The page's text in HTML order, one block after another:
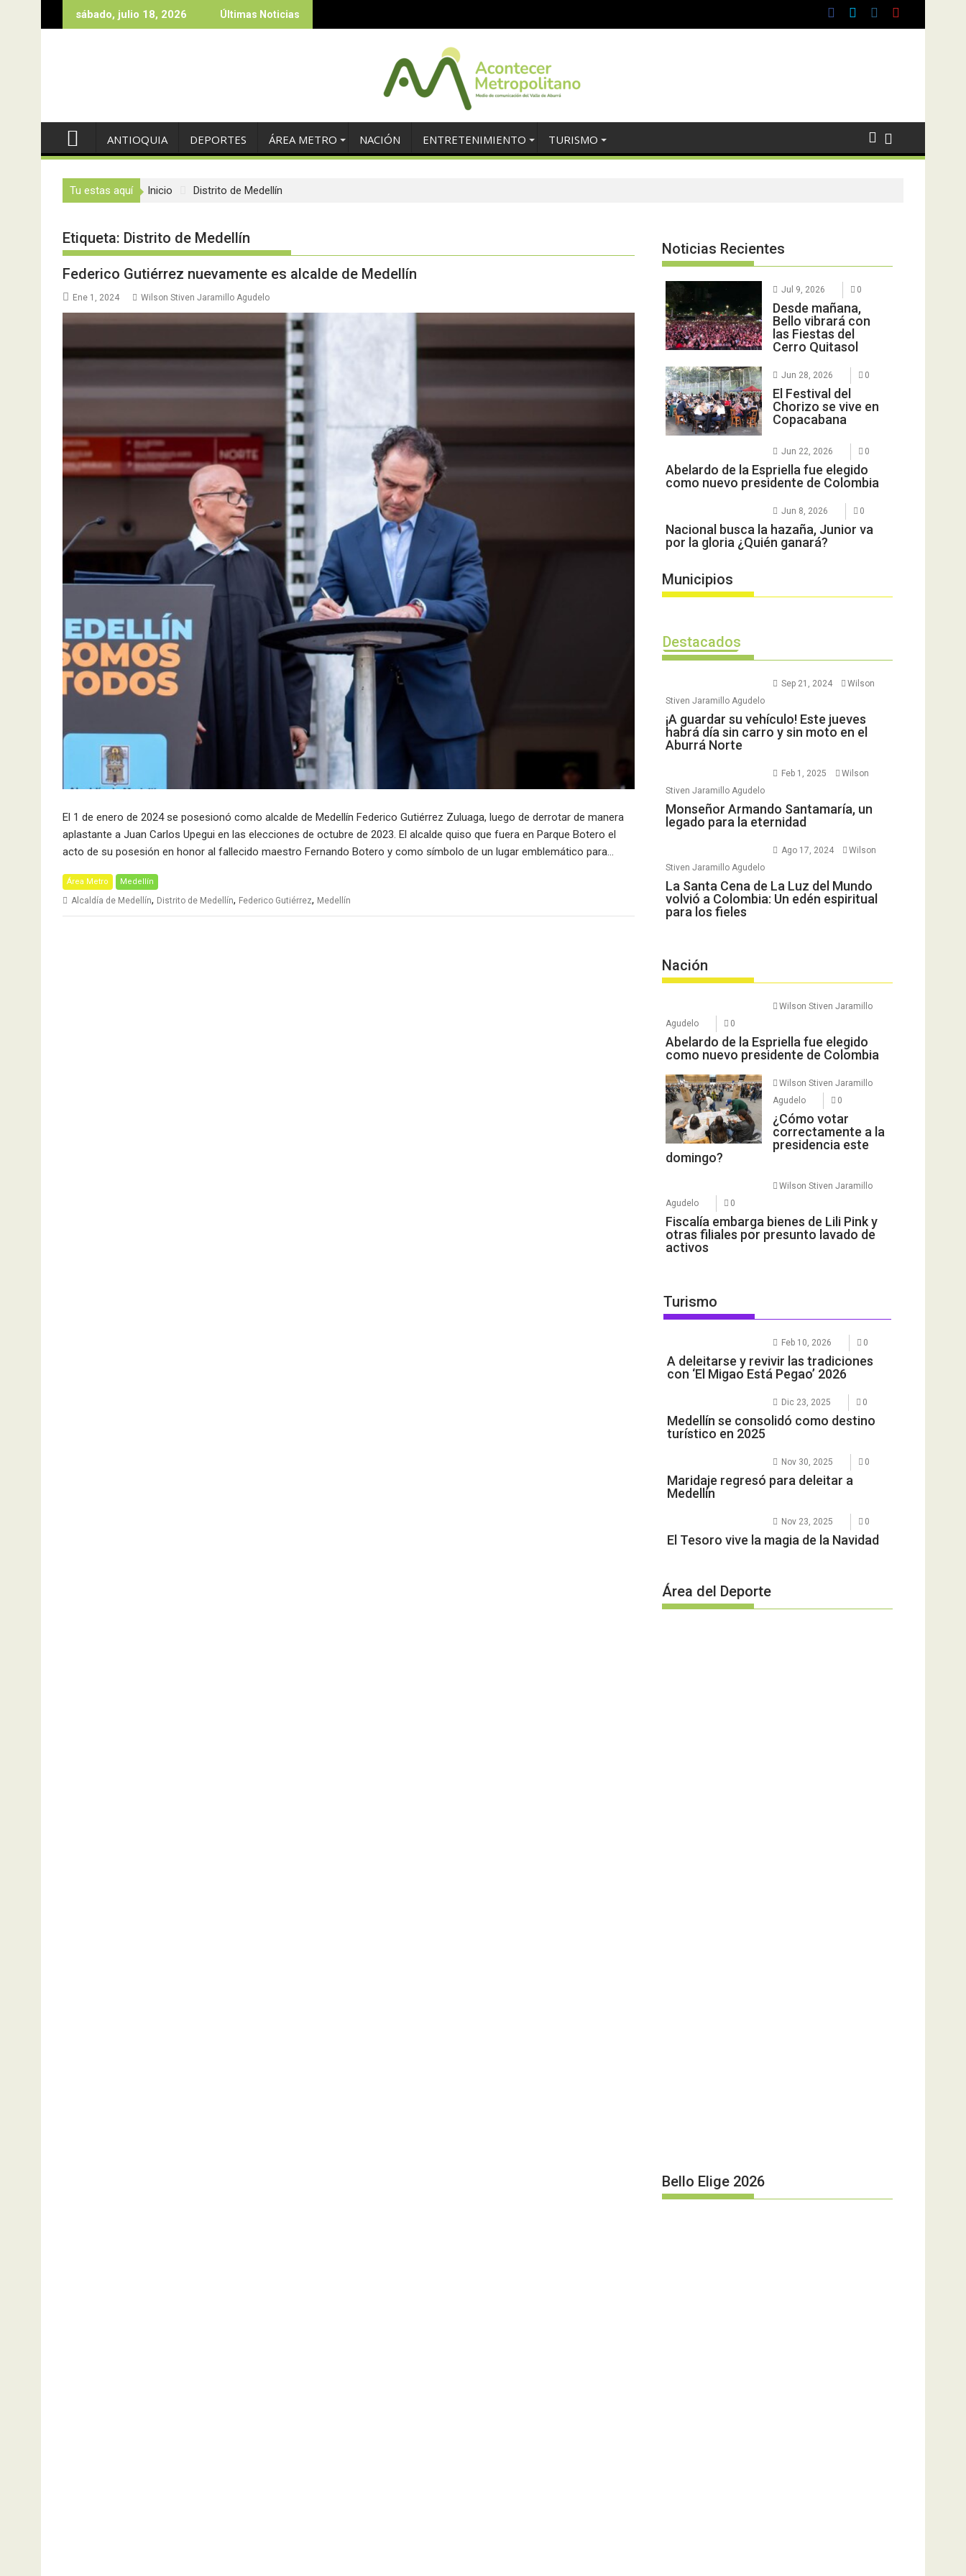
sábado, julio 18, 2026 Últimas Noticias
ANTIOQUIA DEPORTES ÁREA METRO NACIÓN ENTRETENIMIENTO TURISMO
Tu estas aquí Inicio Distrito de Medellín
Etiqueta: Distrito de Medellín
Federico Gutiérrez nuevamente es alcalde de Medellín
Ene 1, 2024 Wilson Stiven Jaramillo Agudelo
El 1 de enero de 2024 se posesionó como alcalde de Medellín Federico Gutiérrez Zuluaga, luego de derrotar de manera
aplastante a Juan Carlos Upegui en las elecciones de octubre de 2023. El alcalde quiso que fuera en Parque Botero el
acto de su posesión en honor al fallecido maestro Fernando Botero y como símbolo de un lugar emblemático para…
Área Metro Medellín
Alcaldía de Medellín, Distrito de Medellín, Federico Gutiérrez, Medellín
Noticias Recientes
Jul 9, 2026 0
Desde mañana,
Bello vibrará con
las Fiestas del
Cerro Quitasol
Jun 28, 2026 0
El Festival del
Chorizo se vive en
Copacabana
Jun 22, 2026 0
Abelardo de la Espriella fue elegido
como nuevo presidente de Colombia
Jun 8, 2026 0
Nacional busca la hazaña, Junior va
por la gloria ¿Quién ganará?
Municipios
Destacados
Sep 21, 2024
Wilson
Stiven Jaramillo Agudelo
¡A guardar su vehículo! Este jueves
habrá día sin carro y sin moto en el
Aburrá Norte
Feb 1, 2025
Wilson
Stiven Jaramillo Agudelo
Monseñor Armando Santamaría, un
legado para la eternidad
Ago 17, 2024
Wilson
Stiven Jaramillo Agudelo
La Santa Cena de La Luz del Mundo
volvió a Colombia: Un edén espiritual
para los fieles
Nación
Wilson Stiven Jaramillo
Agudelo
0
Abelardo de la Espriella fue elegido
como nuevo presidente de Colombia
Wilson Stiven Jaramillo
Agudelo
0
¿Cómo votar
correctamente a la
presidencia este
domingo?
Wilson Stiven Jaramillo
Agudelo
0
Fiscalía embarga bienes de Lili Pink y
otras filiales por presunto lavado de
activos
Turismo
Feb 10, 2026 0
A deleitarse y revivir las tradiciones
con ‘El Migao Está Pegao’ 2026
Dic 23, 2025 0
Medellín se consolidó como destino
turístico en 2025
Nov 30, 2025 0
Maridaje regresó para deleitar a
Medellín
Nov 23, 2025 0
El Tesoro vive la magia de la Navidad
Área del Deporte
Bello Elige 2026